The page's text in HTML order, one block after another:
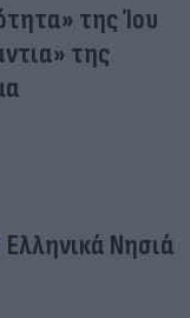
της Ίου
της
Ελληνικά Νησιά